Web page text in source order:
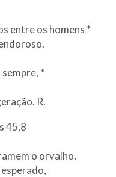
entre os homens *
*
R.
45,8
o orvalho,